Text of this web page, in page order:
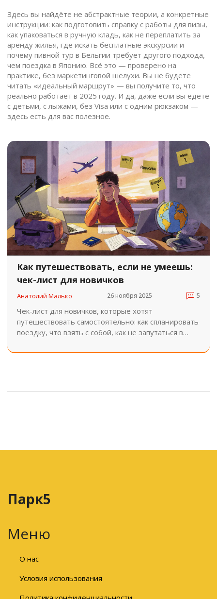
Здесь вы найдёте не абстрактные теории, а конкретные
инструкции: как подготовить справку с работы для визы,
как упаковаться в ручную кладь, как не переплатить за
аренду жилья, где искать бесплатные экскурсии и
почему пивной тур в Бельгии требует другого подхода,
чем поездка в Японию. Всё это — проверено на
практике, без маркетинговой шелухи. Вы не будете
читать «идеальный маршрут» — вы получите то, что
реально работает в 2025 году. И да, даже если вы едете
с детьми, с лыжами, без Visa или с одним рюкзаком —
здесь есть для вас полезное.
Как путешествовать, если не умеешь:
чек-лист для новичков
Анатолий Малько 26 ноября 2025 5
Чек-лист для новичков, которые хотят
путешествовать самостоятельно: как спланировать
поездку, что взять с собой, как не запутаться в
основанные на реальных данных и опыте туристов.
Парк5
Меню
О нас
Условия использования